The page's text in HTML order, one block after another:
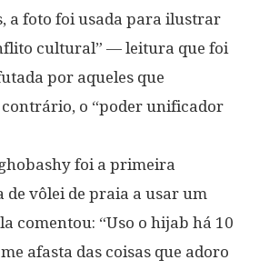
a foto foi usada para ilustrar
cultural” — leitura que foi
por aqueles que
o “poder unificador
foi a primeira
vôlei de praia a usar um
comentou: “Uso o hijab há 10
afasta das coisas que adoro